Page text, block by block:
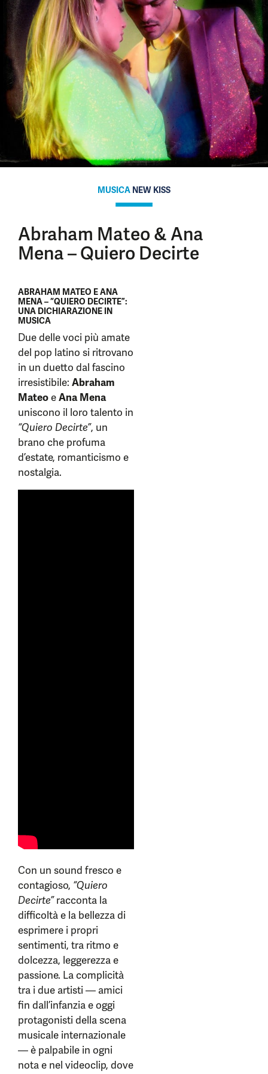
MUSICA NEW KISS
Abraham Mateo & Ana
Mena – Quiero Decirte
ABRAHAM MATEO E ANA
MENA – “QUIERO DECIRTE”:
UNA DICHIARAZIONE IN
MUSICA
Due delle voci più amate
del pop latino si ritrovano
in un duetto dal fascino
irresistibile: Abraham
MateoeAna Mena
uniscono il loro talento in
“Quiero Decirte”, un
brano che profuma
d’estate, romanticismo e
nostalgia.
Con un sound fresco e
contagioso, “Quiero
Decirte”racconta la
difficoltà e la bellezza di
esprimere i propri
sentimenti, tra ritmo e
dolcezza, leggerezza e
passione. La complicità
tra i due artisti — amici
fin dall’infanzia e oggi
protagonisti della scena
musicale internazionale
— è palpabile in ogni
nota e nel videoclip, dove